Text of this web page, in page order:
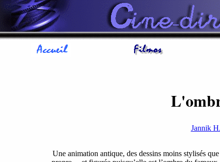
Jannik
Une animation antique, des dessins moins stylisés